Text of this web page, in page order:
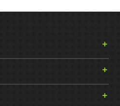


